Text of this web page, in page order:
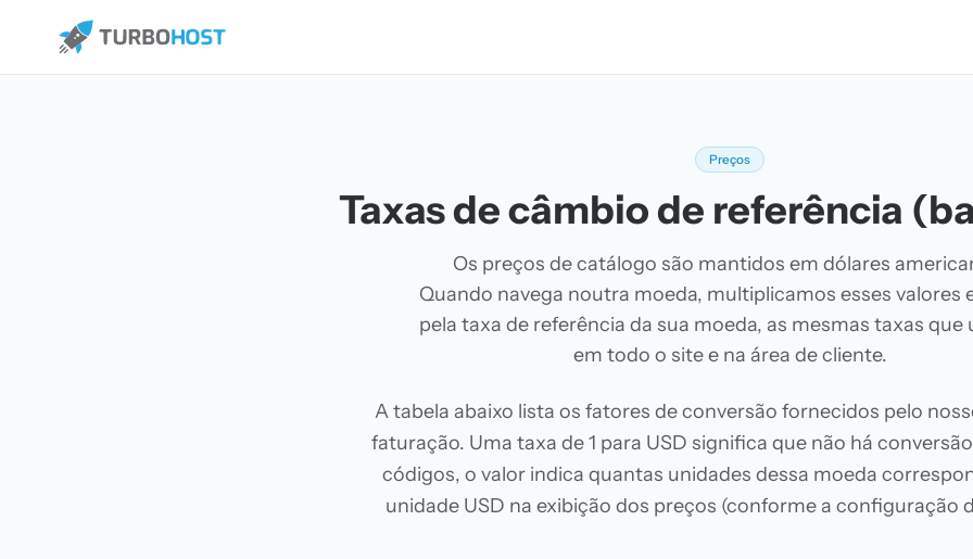
Preços
Taxas de câmbio de referência
Os preços de catálogo são mantidos em dólares
Quando navega noutra moeda, multiplicamos esses valores
pela taxa de referência da sua moeda, as mesmas taxas que
em todo o site e na área de cliente.
A tabela abaixo lista os fatores de conversão fornecidos pelo
faturação. Uma taxa de 1 para USD significa que não há
códigos, o valor indica quantas unidades dessa moeda
unidade USD na exibição dos preços (conforme a configuração